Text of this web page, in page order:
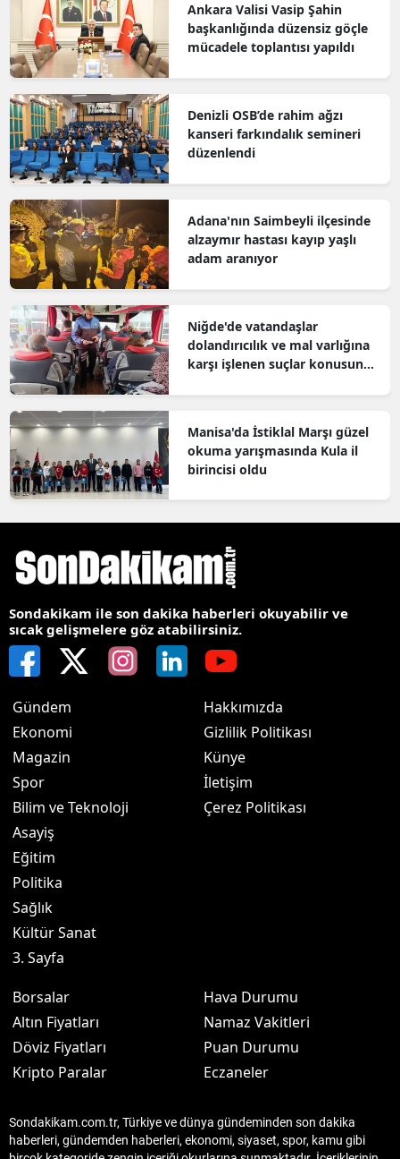
Ankara Valisi Vasip Şahin
başkanlığında düzensiz göçle
mücadele toplantısı yapıldı
Denizli OSB’de rahim ağzı
kanseri farkındalık semineri
düzenlendi
Adana'nın Saimbeyli ilçesinde
alzaymır hastası kayıp yaşlı
adam aranıyor
Niğde'de vatandaşlar
dolandırıcılık ve mal varlığına
karşı işlenen suçlar konusunda
Manisa'da İstiklal Marşı güzel
okuma yarışmasında Kula il
birincisi oldu
Sondakikam ile son dakika haberleri okuyabilir ve
sıcak gelişmelere göz atabilirsiniz.
Gündem
Ekonomi
Magazin
Spor
Bilim ve Teknoloji
Asayiş
Eğitim
Politika
Sağlık
Kültür Sanat
3. Sayfa
Hakkımızda
Gizlilik Politikası
Künye
İletişim
Çerez Politikası
Borsalar
Altın Fiyatları
Döviz Fiyatları
Kripto Paralar
Hava Durumu
Namaz Vakitleri
Puan Durumu
Eczaneler
Sondakikam.com.tr, Türkiye ve dünya gündeminden son dakika
haberleri, gündemden haberleri, ekonomi, siyaset, spor, kamu gibi